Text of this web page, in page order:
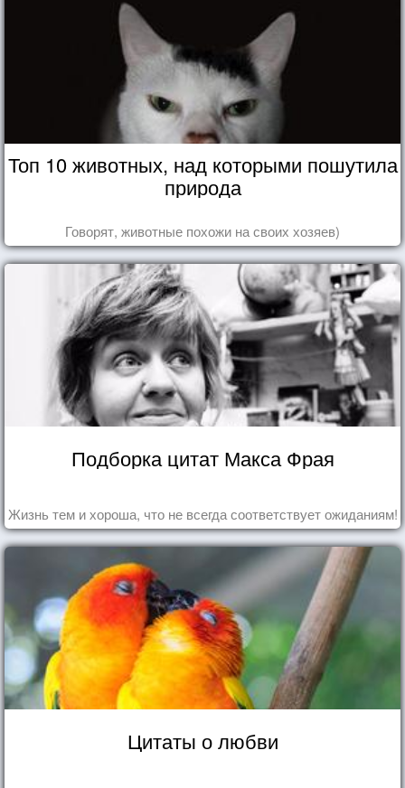
Топ 10 животных, над которыми пошутила
природа
Говорят, животные похожи на своих хозяев)
Подборка цитат Макса Фрая
Жизнь тем и хороша, что не всегда соответствует ожиданиям!
Цитаты о любви